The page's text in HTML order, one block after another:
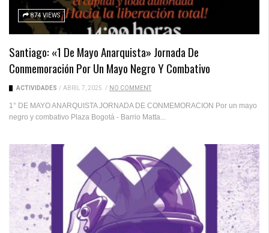
874 VIEWS
Santiago: «1 De Mayo Anarquista» Jornada De
Conmemoración Por Un Mayo Negro Y Combativo
ACTIVIDADES / ABRIL 7, 2025 / NO COMMENT
1° DE MAYO ANARQUISTA JORNADA DE CONMEMORACION Por un mayo
negro y combativo Plaza Bogotá - Barrio Matta...